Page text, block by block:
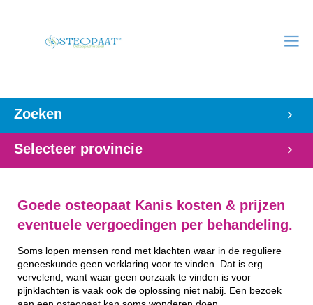
Zoeken
Selecteer provincie
Goede osteopaat Kanis kosten & prijzen
eventuele vergoedingen per behandeling.
Soms lopen mensen rond met klachten waar in de reguliere
geneeskunde geen verklaring voor te vinden. Dat is erg
vervelend, want waar geen oorzaak te vinden is voor
pijnklachten is vaak ook de oplossing niet nabij. Een bezoek